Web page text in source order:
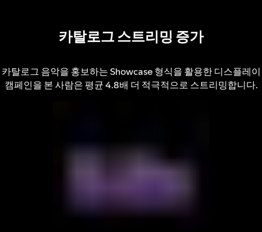
카탈로그 스트리밍 증가
카탈로그 음악을 홍보하는 Showcase 형식을 활용한 디스플레이
캠페인을 본 사람은 평균 4.8배 더 적극적으로 스트리밍합니다.